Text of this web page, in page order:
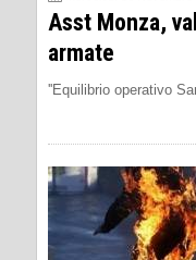
Asst Monza,
armate
''Equilibrio operativo